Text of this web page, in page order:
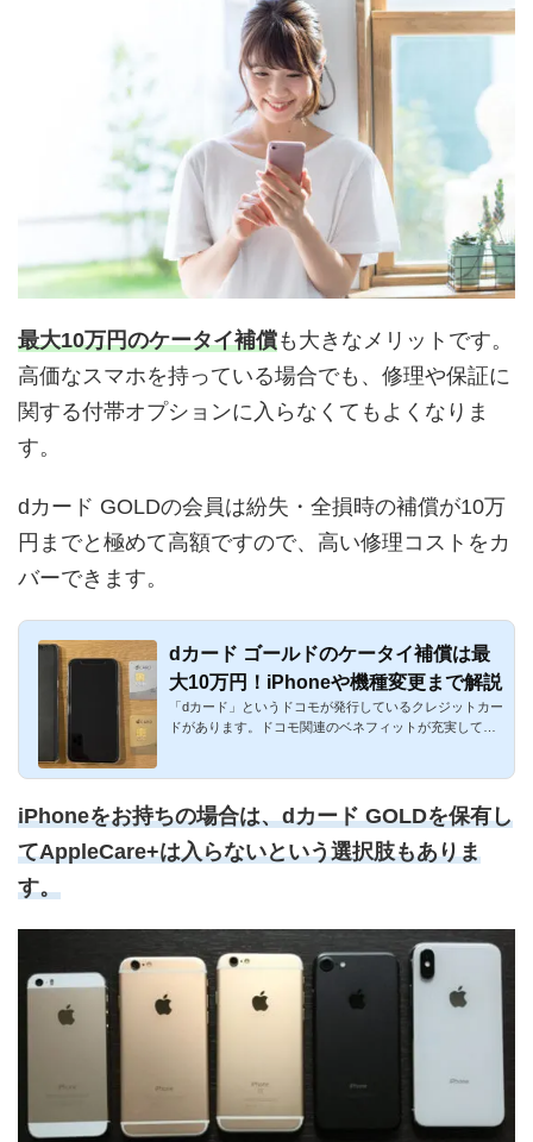
最大10万円のケータイ補償も大きなメリットです。
高価なスマホを持っている場合でも、修理や保証に
関する付帯オプションに入らなくてもよくなりま
す。
dカード GOLDの会員は紛失・全損時の補償が10万
円までと極めて高額ですので、高い修理コストをカ
バーできます。
dカード ゴールドのケータイ補償は最
大10万円！iPhoneや機種変更まで解説
「dカード」というドコモが発行しているクレジットカー
ドがあります。ドコモ関連のベネフィットが充実してい
iPhoneをお持ちの場合は、dカード GOLDを保有し
てAppleCare+は入らないという選択肢もありま
す。